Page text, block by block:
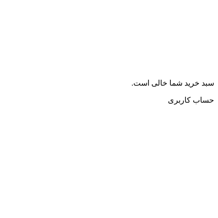
سبد خرید شما خالی است.
حساب کاربری